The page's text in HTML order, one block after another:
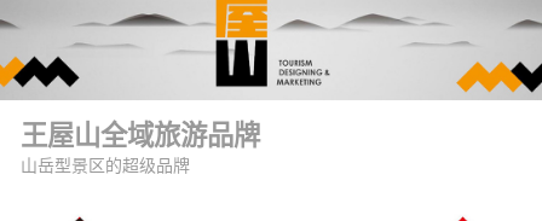
王屋山全域旅游品牌
山岳型景区的超级品牌